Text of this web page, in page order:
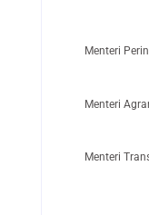
Menteri
Menteri
Menteri